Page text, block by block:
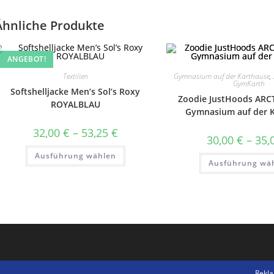
Produkte
ANGEBOT!
Textilien
Softshelljacke Men’s Sol’s Roxy
ROYALBLAU
32,00 € – 53,25 €Preisspanne:
32,00 €
bis
Ausführung wählen
Dieses
weist
auf
werden
Gymnasium auf der Karthause,
GymKarth
Zoodie JustHoods
Gymnasium auf der
30,00 € –
Ausführung